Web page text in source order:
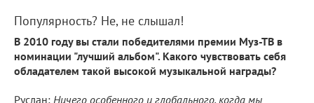
Популярность? Не, не слышал!
В 2010 году вы стали победителями премии Муз-ТВ в
номинации "лучший альбом". Какого чувствовать себя
обладателем такой высокой музыкальной награды?
Руслан: Ничего особенного и глобального, когда мы